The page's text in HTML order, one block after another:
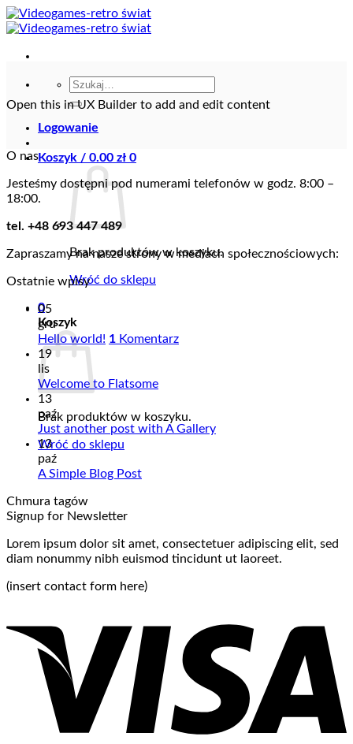
Przewiń
do
Szukaj:
Logowanie
Koszyk / 0.00 zł 0
Brak produktów w koszyku.
Wróć do sklepu
0
Koszyk
Brak produktów w koszyku.
Wróć do sklepu
Open this in UX Builder to add and edit content
O nas
Jesteśmy dostępni pod numerami telefonów w godz. 8:00 –
18:00.
tel. +48 693 447 489
Zapraszamy na nasze strony w mediach społecznościowych:
Ostatnie wpisy
05
gru
Hello world! 1 Komentarz
19
lis
Welcome to Flatsome
13
paź
Just another post with A Gallery
13
paź
A Simple Blog Post
Chmura tagów
Signup for Newsletter
Lorem ipsum dolor sit amet, consectetuer adipiscing elit, sed
diam nonummy nibh euismod tincidunt ut laoreet.
(insert contact form here)